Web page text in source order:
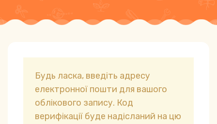
Будь ласка, введіть адресу
електронної пошти для вашого
облікового запису. Код
верифікації буде надісланий на цю